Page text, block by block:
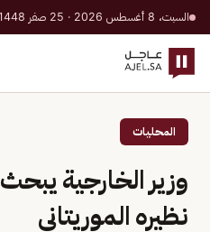
السبت، 8 أغسطس 2026 · 25 صفر 1448 هـ
المحليات
وزير الخارجية
نظيره الموريتاني